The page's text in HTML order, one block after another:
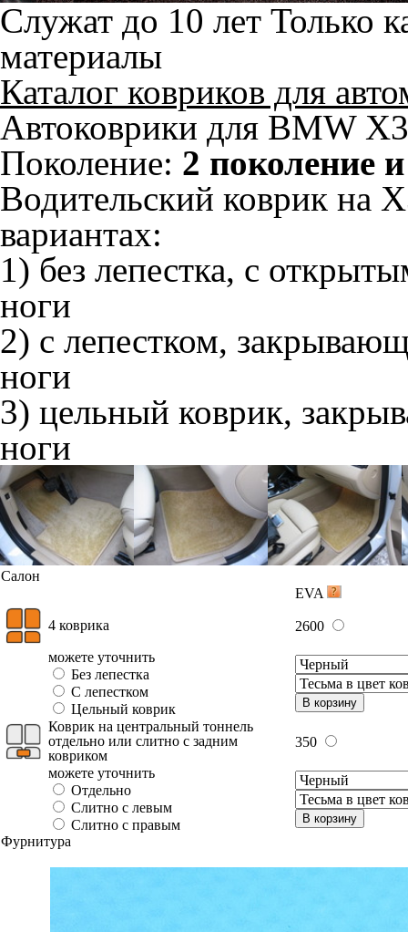
Служат до 10 лет Только
материалы
Каталог ковриков для
Автоковрики для BMW
Поколение: 2 поколение
Водительский коврик на
вариантах:
1) без лепестка, с
ноги
2) с лепестком,
ноги
3) цельный коврик,
ноги
Салон
EVA
4 коврика
2600
можете уточнить
Без лепестка
С лепестком
Цельный коврик
В корзину
Коврик на центральный тоннель
отдельно или слитно с задним
ковриком
350
можете уточнить
Отдельно
Слитно с левым
Слитно с правым
В корзину
Фурнитура